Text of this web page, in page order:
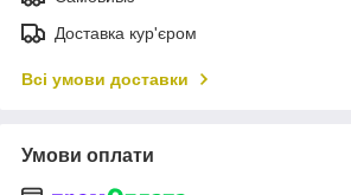
Доставка кур'єром
Всі умови доставки
Умови оплати